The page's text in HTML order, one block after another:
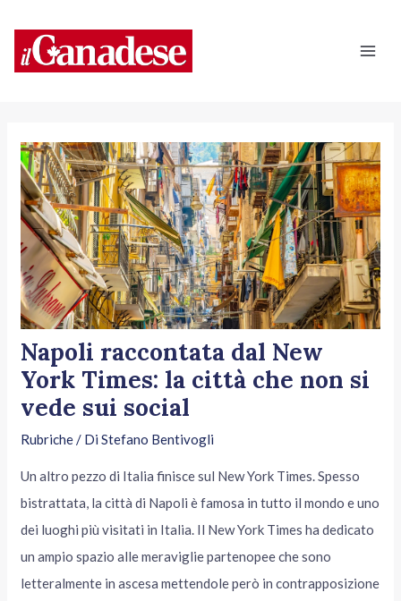
contenuto
Napoli raccontata dal New
York Times: la città che non si
vede sui social
Rubriche/ DiStefano Bentivogli
Un altro pezzo di Italia finisce sul New York Times. Spesso
bistrattata, la città di Napoli è famosa in tutto il mondo e uno
dei luoghi più visitati in Italia. Il New York Times ha dedicato
un ampio spazio alle meraviglie partenopee che sono
letteralmente in ascesa mettendole però in contrapposizione
articoli